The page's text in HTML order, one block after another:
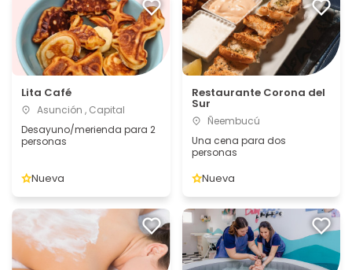
Lita Café
Asunción , Capital
Desayuno/merienda para 2
personas
Nueva
Restaurante Corona del
Sur
Ñeembucú
Una cena para dos
personas
Nueva